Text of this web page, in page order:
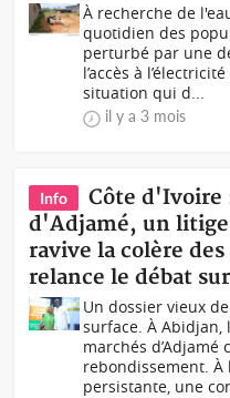
À recherche de
quotidien des
perturbé par une
l’accès à
situation qui d...
il y a 3 mois
Info
Côte d'Ivoire
d'Adjamé, un litige
ravive la colère
relance le débat
Un dossier vieux
surface. À Abidjan,
marchés
rebondissement. À
persistante, une